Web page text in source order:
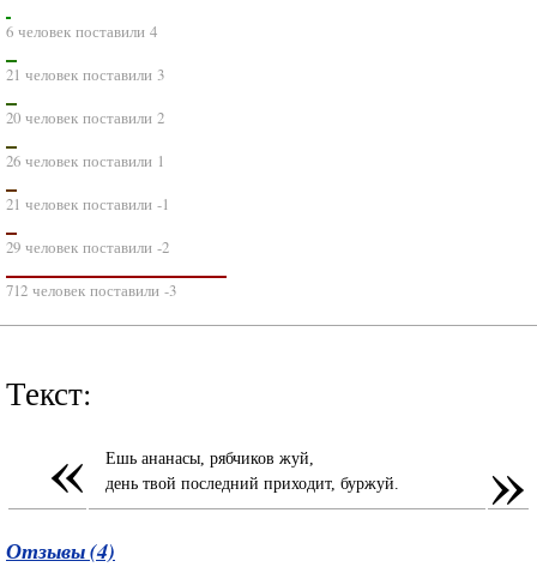
6 человек поставили 4
21 человек поставили 3
20 человек поставили 2
26 человек поставили 1
21 человек поставили -1
29 человек поставили -2
712 человек поставили -3
Текст:
«
Ешь ананасы, рябчиков жуй,
день твой последний приходит, буржуй.
»
Отзывы (4)